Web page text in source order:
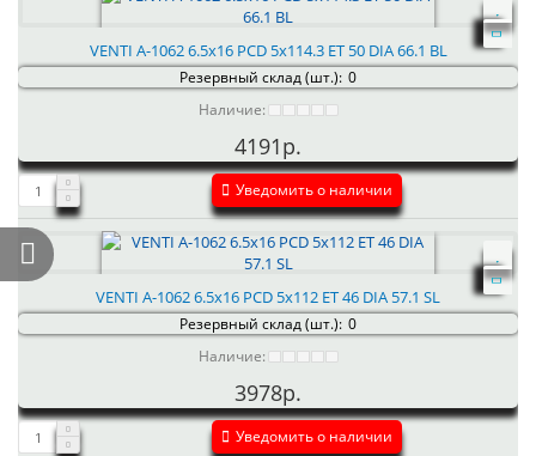
VENTI А-1062 6.5x16 PCD 5x114.3 ET 50 DIA 66.1 BL
Резервный склад (шт.): 0
Наличие:
4191р.
Уведомить о наличии
VENTI А-1062 6.5x16 PCD 5x112 ET 46 DIA 57.1 SL
Резервный склад (шт.): 0
Наличие:
3978р.
Уведомить о наличии